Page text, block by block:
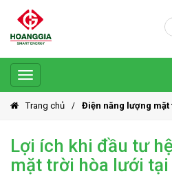
Toggle
navigation
Trang
chủ
Sản
phẩm
Giải
Ứng
dụng
Trang chủ Điện năng lượng
Lợi ích khi đầu tư
mặt trời hòa lưới tại